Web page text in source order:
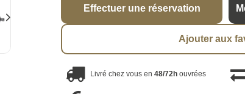
Effectuer une réservation
Ajouter aux
Livré chez vous en48/72h ouvrées